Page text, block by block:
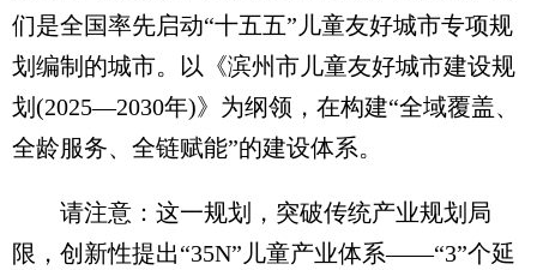
们是全国率先启动“十五五”儿童友好城市专项规
划编制的城市。以《滨州市儿童友好城市建设规
划(2025—2030年)》为纲领，在构建“全域覆盖、
全龄服务、全链赋能”的建设体系。
请注意：这一规划，突破传统产业规划局
限，创新性提出“35N”儿童产业体系——“3”个延